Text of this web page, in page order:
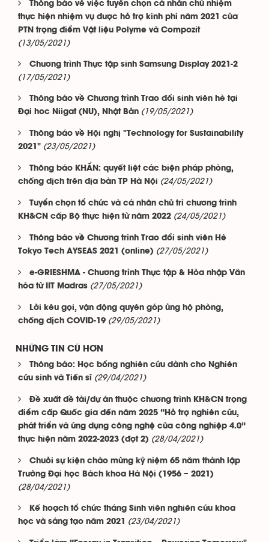
Thông báo về việc tuyển chọn cá nhân chủ nhiệm
thực hiện nhiệm vụ được hỗ trợ kinh phí năm 2021 của
PTN trọng điểm Vật liệu Polyme và Compozit
(13/05/2021)
Chương trình Thực tập sinh Samsung Display 2021-2
(17/05/2021)
Thông báo về Chương trình Trao đổi sinh viên hè tại
Đại hoc Niigat (NU), Nhật Bản (19/05/2021)
Thông báo về Hội nghị "Technology for Sustainability
2021" (23/05/2021)
Thông báo KHẨN: quyết liệt các biện pháp phòng,
chống dịch trên địa bàn TP Hà Nội (24/05/2021)
Tuyển chọn tổ chức và cá nhân chủ trì chương trình
KH&CN cấp Bộ thực hiện từ năm 2022 (24/05/2021)
Thông báo về Chương trình Trao đổi sinh viên Hè
Tokyo Tech AYSEAS 2021 (online) (27/05/2021)
e-GRIESHMA - Chương trình Thực tập & Hòa nhập Văn
hóa từ IIT Madras (27/05/2021)
Lời kêu gọi, vận động quyên góp ủng hộ phòng,
chống dịch COVID-19 (29/05/2021)
NHỮNG TIN CŨ HƠN
Thông báo: Học bổng nghiên cứu dành cho Nghiên
cứu sinh và Tiến sĩ (29/04/2021)
Đề xuất đề tài/dự án thuộc chương trình KH&CN trọng
điểm cấp Quốc gia đến năm 2025 “Hỗ trợ nghiên cứu,
phát triển và ứng dụng công nghệ của công nghiệp 4.0”
thực hiện năm 2022-2023 (đợt 2) (28/04/2021)
Chuỗi sự kiện chào mừng kỷ niệm 65 năm thành lập
Trường Đại học Bách khoa Hà Nội (1956 – 2021)
(28/04/2021)
Kế hoạch tổ chức tháng Sinh viên nghiên cứu khoa
học và sáng tạo năm 2021
(23/04/2021)